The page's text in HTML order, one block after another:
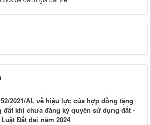
2021/AL về hiệu lực của hợp đồng tặng
đất khi chưa đăng ký quyền sử dụng đất -
Đất đai năm 2024